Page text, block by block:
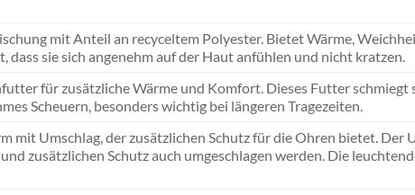
mit Anteil an recyceltem Polyester. Bietet Wärme,
dass sie sich angenehm auf der Haut anfühlen und nicht kratzen.
für zusätzliche Wärme und Komfort. Dieses Futter schmiegt
Scheuern, besonders wichtig bei längeren Tragezeiten.
mit Umschlag, der zusätzlichen Schutz für die Ohren bietet. Der
zusätzlichen Schutz auch umgeschlagen werden. Die